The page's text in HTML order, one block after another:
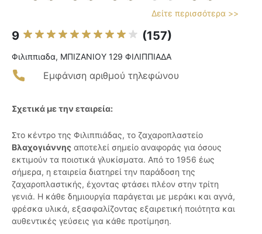
Δείτε περισσότερα >>
9 (157)
Φιλιππιαδα, ΜΠΙΖΑΝΙΟΥ 129 ΦΙΛΙΠΠΙΑΔΑ
Εμφάνιση αριθμού τηλεφώνου
Σχετικά με την εταιρεία:
Στο κέντρο της Φιλιππιάδας, το ζαχαροπλαστείο
Βλαχογιάννης αποτελεί σημείο αναφοράς για όσους
εκτιμούν τα ποιοτικά γλυκίσματα. Από το 1956 έως
σήμερα, η εταιρεία διατηρεί την παράδοση της
ζαχαροπλαστικής, έχοντας φτάσει πλέον στην τρίτη
γενιά. Η κάθε δημιουργία παράγεται με μεράκι και αγνά,
φρέσκα υλικά, εξασφαλίζοντας εξαιρετική ποιότητα και
αυθεντικές γεύσεις για κάθε προτίμηση.